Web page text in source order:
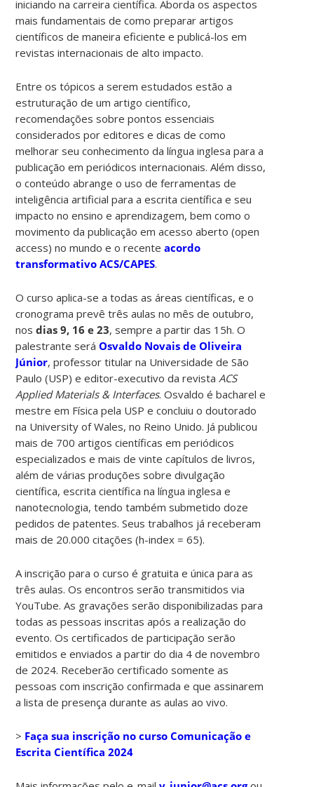
iniciando na carreira científica. Aborda os aspectos
mais fundamentais de como preparar artigos
científicos de maneira eficiente e publicá-los em
revistas internacionais de alto impacto.
Entre os tópicos a serem estudados estão a
estruturação de um artigo científico,
recomendações sobre pontos essenciais
considerados por editores e dicas de como
melhorar seu conhecimento da língua inglesa para a
publicação em periódicos internacionais. Além disso,
o conteúdo abrange o uso de ferramentas de
inteligência artificial para a escrita científica e seu
impacto no ensino e aprendizagem, bem como o
movimento da publicação em acesso aberto (open
access) no mundo e o recenteacordo
transformativo ACS/CAPES.
O curso aplica-se a todas as áreas científicas, e o
cronograma prevê três aulas no mês de outubro,
nosdias 9, 16 e 23, sempre a partir das 15h. O
palestrante seráOsvaldo Novais de Oliveira
Júnior, professor titular na Universidade de São
Paulo (USP) e editor-executivo da revista ACS
Applied Materials & Interfaces. Osvaldo é bacharel e
mestre em Física pela USP e concluiu o doutorado
na University of Wales, no Reino Unido. Já publicou
mais de 700 artigos científicas em periódicos
especializados e mais de vinte capítulos de livros,
além de várias produções sobre divulgação
científica, escrita científica na língua inglesa e
nanotecnologia, tendo também submetido doze
pedidos de patentes. Seus trabalhos já receberam
mais de 20.000 citações (h-index = 65).
A inscrição para o curso é gratuita e única para as
três aulas. Os encontros serão transmitidos via
YouTube. As gravações serão disponibilizadas para
todas as pessoas inscritas após a realização do
evento. Os certificados de participação serão
emitidos e enviados a partir do dia 4 de novembro
de 2024. Receberão certificado somente as
pessoas com inscrição confirmada e que assinarem
a lista de presença durante as aulas ao vivo.
> Faça sua inscrição no curso Comunicação e
Escrita Científica 2024